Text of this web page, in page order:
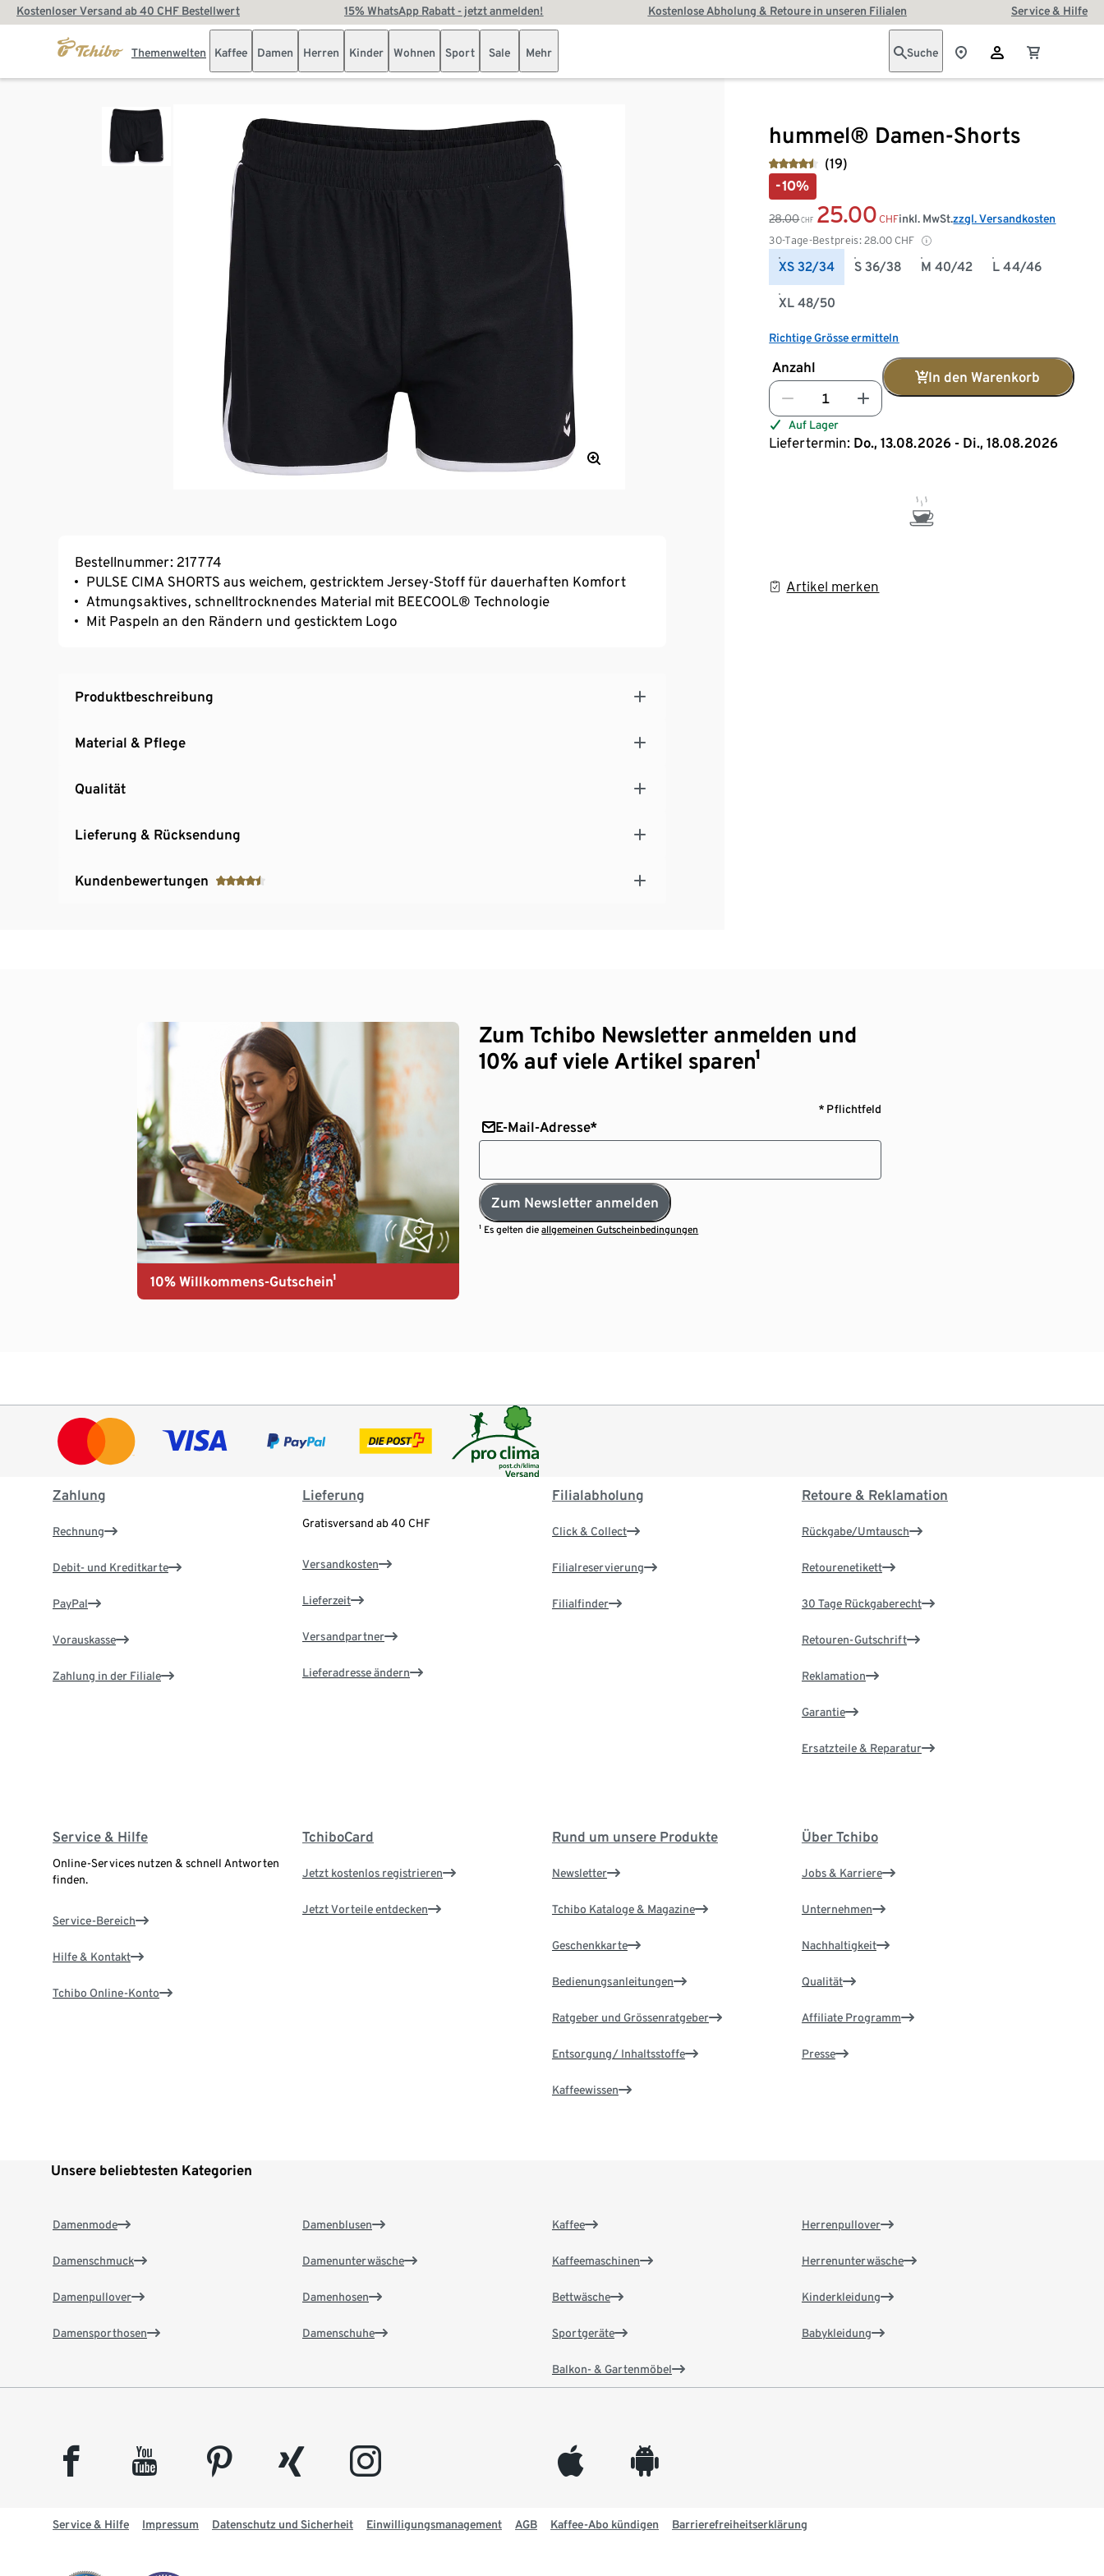
Kostenloser Versand ab 40 CHF Bestellwert 15% WhatsApp Rabatt - jetzt anmelden! Kostenlose Abholung & Retoure in unseren Filialen Service & Hilfe
Themenwelten Kaffee Damen Herren Kinder Wohnen Sport Sale Mehr Suche
hummel® Damen-Shorts
(19)
-10%
28.00 CHF 25.00 CHF
30-Tage-Bestpreis: 28.00 CHF
inkl. MwSt.zzgl. Versandkosten
XS 32/34 S 36/38 M 40/42 L 44/46
XL 48/50
Richtige Grösse ermitteln
Anzahl
In den Warenkorb
Auf Lager
Liefertermin: Do., 13.08.2026 - Di., 18.08.2026
Artikel merken
Bestellnummer: 217774
PULSE CIMA SHORTS aus weichem, gestricktem Jersey-Stoff für dauerhaften Komfort
Atmungsaktives, schnelltrocknendes Material mit BEECOOL® Technologie
Mit Paspeln an den Rändern und gesticktem Logo
Produktbeschreibung
Material & Pflege
Qualität
Lieferung & Rücksendung
Kundenbewertungen
10% Willkommens-Gutschein¹
Zum Tchibo Newsletter anmelden und
10% auf viele Artikel sparen¹
* Pflichtfeld
E-Mail-Adresse*
Zum Newsletter anmelden
¹ Es gelten dieallgemeinen Gutscheinbedingungen
Zahlung
Rechnung
Debit- und Kreditkarte
PayPal
Vorauskasse
Zahlung in der Filiale
Lieferung
Gratisversand ab 40 CHF
Versandkosten
Lieferzeit
Versandpartner
Lieferadresse ändern
Filialabholung
Click & Collect
Filialreservierung
Filialfinder
Retoure & Reklamation
Rückgabe/Umtausch
Retourenetikett
30 Tage Rückgaberecht
Retouren-Gutschrift
Reklamation
Garantie
Ersatzteile & Reparatur
Service & Hilfe
Online-Services nutzen & schnell Antworten
finden.
Service-Bereich
Hilfe & Kontakt
Tchibo Online-Konto
TchiboCard
Jetzt kostenlos registrieren
Jetzt Vorteile entdecken
Rund um unsere Produkte
Newsletter
Tchibo Kataloge & Magazine
Geschenkkarte
Bedienungsanleitungen
Ratgeber und Grössenratgeber
Entsorgung/ Inhaltsstoffe
Kaffeewissen
Über Tchibo
Jobs & Karriere
Unternehmen
Nachhaltigkeit
Qualität
Affiliate Programm
Presse
Unsere beliebtesten Kategorien
Damenmode
Damenschmuck
Damenpullover
Damensporthosen
Damenblusen
Damenunterwäsche
Damenhosen
Damenschuhe
Kaffee
Kaffeemaschinen
Bettwäsche
Sportgeräte
Balkon- & Gartenmöbel
Herrenpullover
Herrenunterwäsche
Kinderkleidung
Babykleidung
facebook youtube pinterest xing instagram appleinc android
Service & Hilfe Impressum Datenschutz und Sicherheit Einwilligungsmanagement AGB Kaffee-Abo kündigen Barrierefreiheitserklärung